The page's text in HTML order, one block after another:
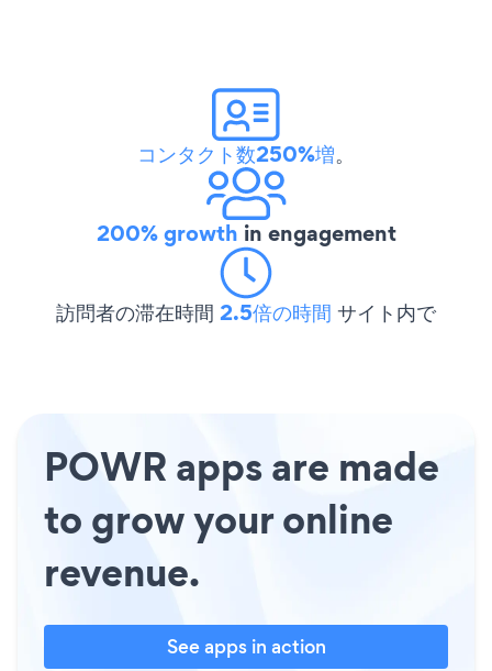
コンタクト数250%増。
200% growth in engagement
訪問者の滞在時間 2.5倍の時間 サイト内で
POWR apps are made
to grow your online
revenue.
See apps in action